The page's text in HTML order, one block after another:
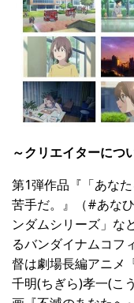
～クリエイターにつ
第1弾作品『「あな
苦手だ。』（#あな
ンダムシリーズ」な
るバンダイナムコフ
督は劇場長編アニメ
千明(ちぎら)孝一(こ